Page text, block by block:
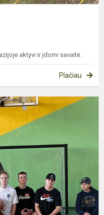
aktyvi ir įdomi savaitė.
Plačiau